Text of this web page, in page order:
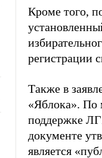
Кроме того,
регистрации
Также в
«Яблока». По
поддержке
документе
является